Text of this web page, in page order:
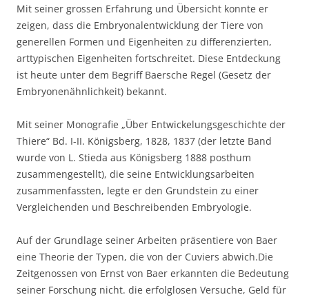
Mit seiner grossen Erfahrung und Übersicht konnte er
zeigen, dass die Embryonalentwicklung der Tiere von
generellen Formen und Eigenheiten zu differenzierten,
arttypischen Eigenheiten fortschreitet. Diese Entdeckung
ist heute unter dem Begriff Baersche Regel (Gesetz der
Embryonenähnlichkeit) bekannt.
Mit seiner Monografie „Über Entwickelungsgeschichte der
Thiere“ Bd. I-II. Königsberg, 1828, 1837 (der letzte Band
wurde von L. Stieda aus Königsberg 1888 posthum
zusammengestellt), die seine Entwicklungsarbeiten
zusammenfassten, legte er den Grundstein zu einer
Vergleichenden und Beschreibenden Embryologie.
Auf der Grundlage seiner Arbeiten präsentiere von Baer
eine Theorie der Typen, die von der Cuviers abwich.Die
Zeitgenossen von Ernst von Baer erkannten die Bedeutung
seiner Forschung nicht. die erfolglosen Versuche, Geld für